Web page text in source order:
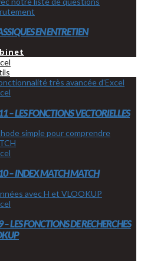
EN ENTRETIEN
– LES FONCTIONS VECTORIELLES
– INDEX MATCH MATCH
LES FONCTIONS DE RECHERCHES